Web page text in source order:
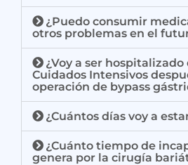
¿Puedo consumir
otros problemas en el
¿Voy a ser
Cuidados Intensivos
operación de bypass
¿Cuántos días voy a
¿Cuánto tiempo de
genera por la cirugía